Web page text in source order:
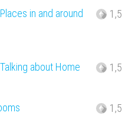
in and around
1,5
about Home 1,5
1,5